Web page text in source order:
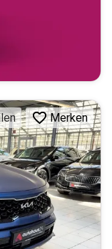
Merken